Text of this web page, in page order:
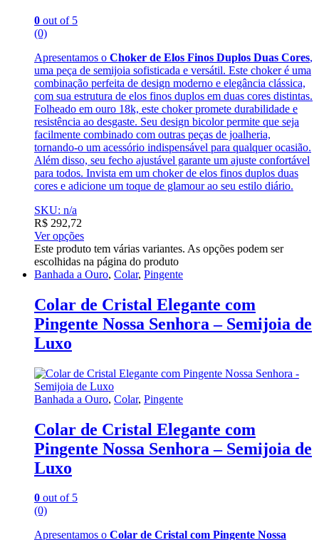
0 out of 5
(0)
Apresentamos o Choker de Elos Finos Duplos Duas Cores,
uma peça de semijoia sofisticada e versátil. Este choker é uma
combinação perfeita de design moderno e elegância clássica,
com sua estrutura de elos finos duplos em duas cores distintas.
Folheado em ouro 18k, este choker promete durabilidade e
resistência ao desgaste. Seu design bicolor permite que seja
facilmente combinado com outras peças de joalheria,
tornando-o um acessório indispensável para qualquer ocasião.
Além disso, seu fecho ajustável garante um ajuste confortável
para todos. Invista em um choker de elos finos duplos duas
cores e adicione um toque de glamour ao seu estilo diário.
SKU: n/a
R$ 292,72
Ver opções
Este produto tem várias variantes. As opções podem ser
escolhidas na página do produto
Banhada a Ouro, Colar, Pingente
Colar de Cristal Elegante com
Pingente Nossa Senhora – Semijoia de
Luxo
Banhada a Ouro, Colar, Pingente
Colar de Cristal Elegante com
Pingente Nossa Senhora – Semijoia de
Luxo
0 out of 5
(0)
Apresentamos o Colar de Cristal com Pingente Nossa